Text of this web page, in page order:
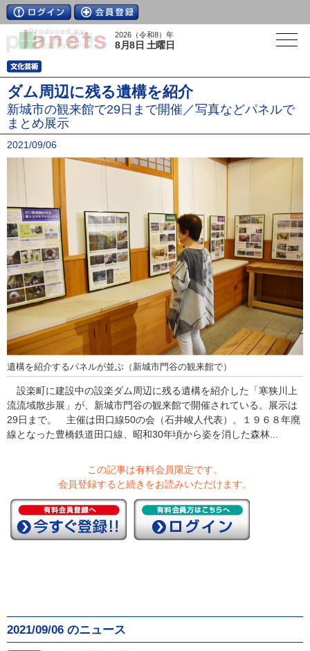
2026（令和8）年
8月8日 土曜日
ダム周辺に残る遺構を紹介
新城市の観来館で29日まで開催／写真などパネルで
まとめ展示
2021/09/06
遺構を紹介するパネルが並ぶ（新城市門谷の観来館で）
設楽町に建設中の設楽ダム周辺に残る遺構を紹介した「寒狭川上
流流域散歩展」が、新城市門谷の観来館で開催されている。展示は
29日まで。 主催は田口線50の会（石井峻人代表）。１９６８年廃
線となった豊橋鉄道田口線、昭和30年頃から姿を消した森林...
この記事は有料会員限定です。
会員登録すると続きをお読みいただけます。
2021/09/06 のニュース